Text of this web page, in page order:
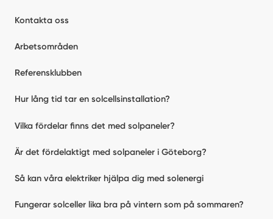
Kontakta oss
Arbetsområden
Referensklubben
Hur lång tid tar en solcellsinstallation?
Vilka fördelar finns det med solpaneler?
Är det fördelaktigt med solpaneler i Göteborg?
Så kan våra elektriker hjälpa dig med solenergi
Fungerar solceller lika bra på vintern som på sommaren?